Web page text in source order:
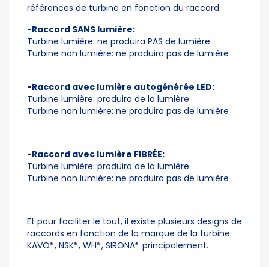
références de turbine en fonction du raccord.
-Raccord SANS lumière:
Turbine lumière: ne produira PAS de lumière
Turbine non lumière: ne produira pas de lumière
-Raccord avec lumière autogénérée LED:
Turbine lumière: produira de la lumière
Turbine non lumière: ne produira pas de lumière
-Raccord avec lumière FIBRÉE:
Turbine lumière: produira de la lumière
Turbine non lumière: ne produira pas de lumière
Et pour faciliter le tout, il existe plusieurs designs de
raccords en fonction de la marque de la turbine:
KAVO® , NSK® , WH® , SIRONA® principalement.